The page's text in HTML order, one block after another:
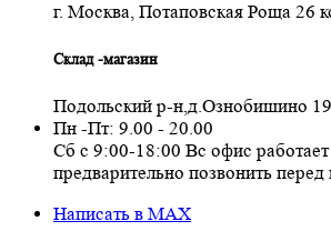
г. Москва, Потаповская Роща 26
Склад -магазин
Подольский р-н,д.Ознобишино
Пн -Пт: 9.00 - 20.00
Сб с 9:00-18:00 Вс офис
предварительно позвонить
Написать в MAX